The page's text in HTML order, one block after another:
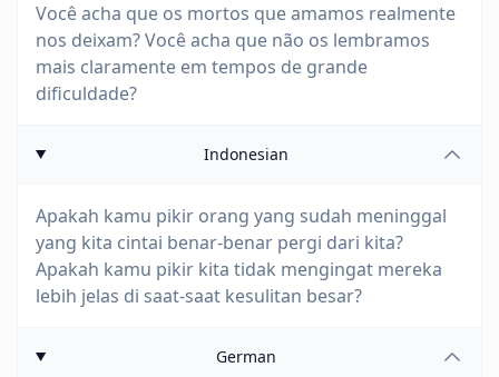
Você acha que os mortos que amamos realmente
nos deixam? Você acha que não os lembramos
mais claramente em tempos de grande
dificuldade?
Indonesian
Apakah kamu pikir orang yang sudah meninggal
yang kita cintai benar-benar pergi dari kita?
Apakah kamu pikir kita tidak mengingat mereka
lebih jelas di saat-saat kesulitan besar?
German